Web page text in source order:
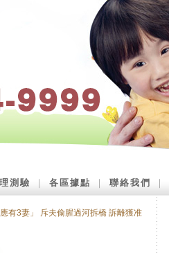
測驗 各區據點 聯絡我們
有3妻」 斥夫偷腥過河拆橋 訴離獲准